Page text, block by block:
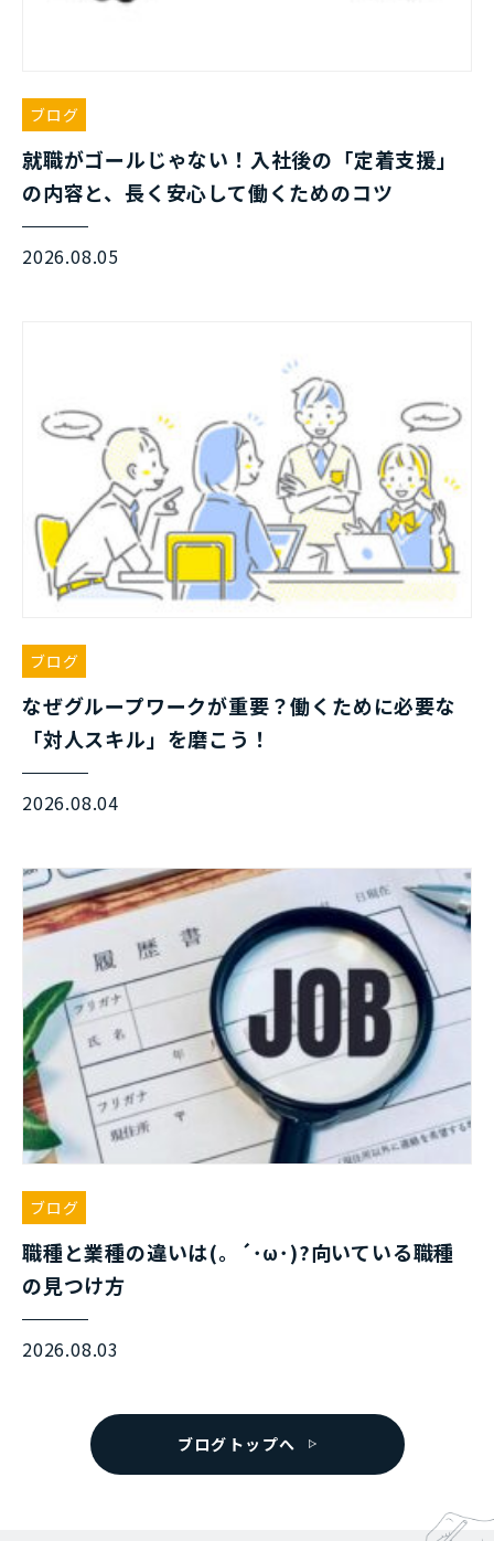
ブログ
就職がゴールじゃない！入社後の「定着支援」
の内容と、長く安心して働くためのコツ
2026.08.05
ブログ
なぜグループワークが重要？働くために必要な
「対人スキル」を磨こう！
2026.08.04
ブログ
職種と業種の違いは(。´･ω･)?向いている職種
の見つけ方
2026.08.03
ブログトップへ